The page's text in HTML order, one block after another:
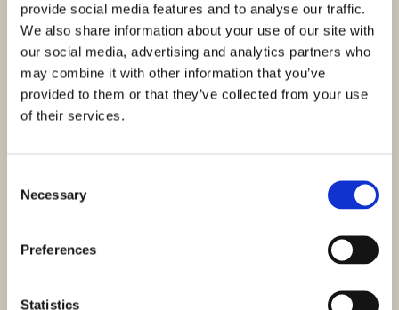
provide social media features and to analyse our traffic.
We also share information about your use of our site with
our social media, advertising and analytics partners who
may combine it with other information that you’ve
provided to them or that they’ve collected from your use
of their services.
Selection
Necessary
Preferences
Statistics